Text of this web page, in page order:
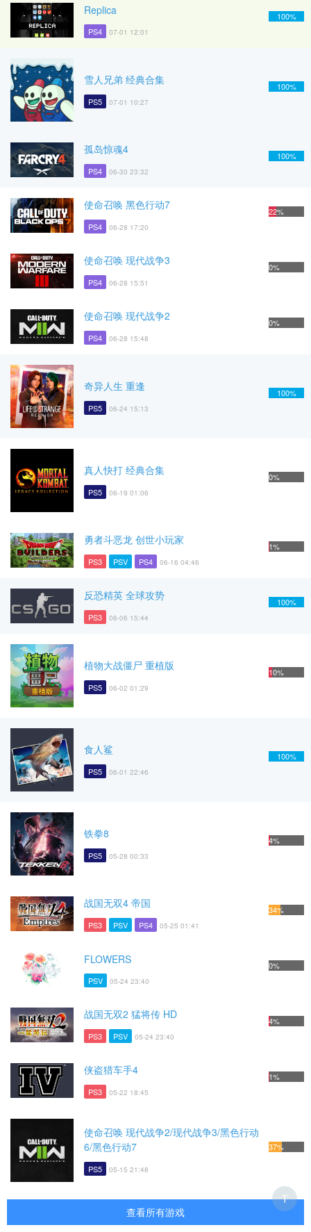
Replica
PS4 07-01 12:01
100%
雪人兄弟 经典合集
PS5 07-01 10:27
100%
孤岛惊魂4
PS4 06-30 23:32
100%
使命召唤 黑色行动7
PS4 06-28 17:20
22%
使命召唤 现代战争3
PS4 06-28 15:51
0%
使命召唤 现代战争2
PS4 06-28 15:48
0%
奇异人生 重逢
PS5 06-24 15:13
100%
真人快打 经典合集
PS5 06-19 01:06
0%
勇者斗恶龙 创世小玩家
PS3 PSV PS4 06-16 04:46
1%
反恐精英 全球攻势
PS3 06-06 15:44
100%
植物大战僵尸 重植版
PS5 06-02 01:29
10%
食人鲨
PS5 06-01 22:46
100%
铁拳8
PS5 05-28 00:33
4%
战国无双4 帝国
PS3 PSV PS4 05-25 01:41
34%
FLOWERS
PSV 05-24 23:40
0%
战国无双2 猛将传 HD
PS3 PSV 05-24 23:40
4%
侠盗猎车手4
PS3 05-22 18:45
1%
使命召唤 现代战争2/现代战争3/黑色行动
6/黑色行动7
PS5 05-15 21:48
37%
查看所有游戏
T